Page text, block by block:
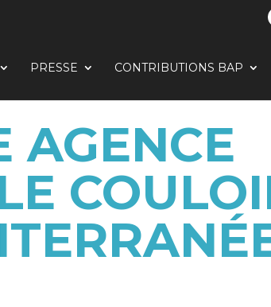
PRESSE CONTRIBUTIONS BAP
AGENCE